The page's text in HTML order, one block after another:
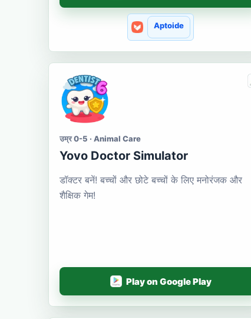
Aptoide
उम्र 0-5 · Animal Care
Yovo Doctor Simulator
डॉक्टर बनें! बच्चों और छोटे बच्चों के लिए मनोरंजक और
शैक्षिक गेम!
Play on Google Play